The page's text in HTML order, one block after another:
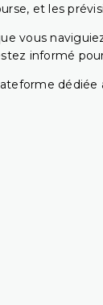
et les
vous
informé
dédiée